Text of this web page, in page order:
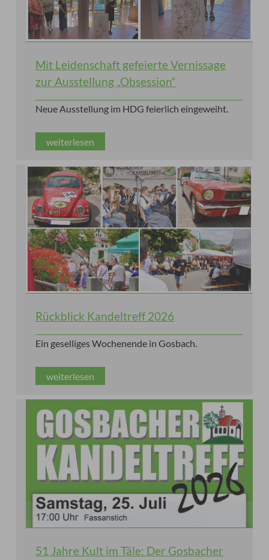
Mit Leidenschaft gefeierte Vernissage
zur Ausstellung „Obsession“
Neue Ausstellung im HDG feierlich eingeweiht.
weiterlesen
Rückblick Kandeltreff 2026
Ein geselliges Wochenende in Gosbach.
weiterlesen
51 Jahre Kult im Täle: Der Gosbacher